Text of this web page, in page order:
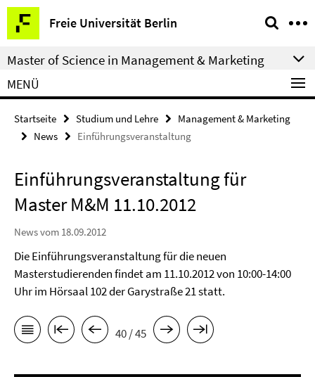
Springe
direkt
zu
Inhalt
Freie Universität Berlin
Service-
Navigation
Master of Science in Management & Marketing
MENÜ
Startseite Studium und Lehre
Management & Marketing
News
Einführungsveranstaltung
Einführungsveranstaltung für
Master M&M 11.10.2012
News vom 18.09.2012
Die Einführungsveranstaltung für die neuen
Masterstudierenden findet am 11.10.2012 von 10:00-14:00
Uhr im Hörsaal 102 der Garystraße 21 statt.
40 / 45